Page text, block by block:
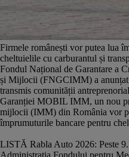
Firmele românești vor putea lua
cheltuielile cu carburantul și
Fondul Național de Garantare a
și Mijlocii (FNGCIMM) a
transmis comunității
Garanției MOBIL IMM, un nou
mijlocii (IMM) din România vor
împrumuturile bancare pentru
LISTĂ Rabla Auto 2026: Peste
Administrația Fondului pentru